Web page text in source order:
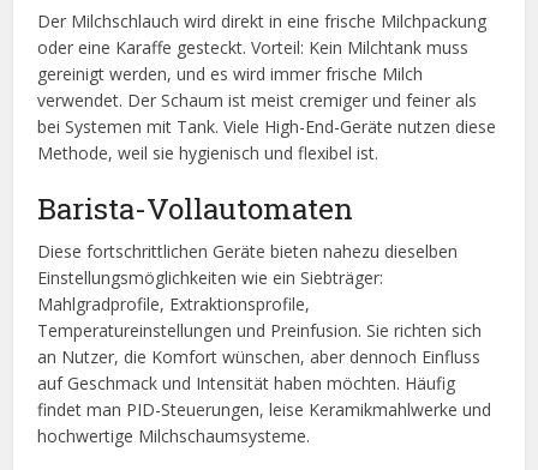
Der Milchschlauch wird direkt in eine frische Milchpackung
oder eine Karaffe gesteckt. Vorteil: Kein Milchtank muss
gereinigt werden, und es wird immer frische Milch
verwendet. Der Schaum ist meist cremiger und feiner als
bei Systemen mit Tank. Viele High-End-Geräte nutzen diese
Methode, weil sie hygienisch und flexibel ist.
Barista-Vollautomaten
Diese fortschrittlichen Geräte bieten nahezu dieselben
Einstellungsmöglichkeiten wie ein Siebträger:
Mahlgradprofile, Extraktionsprofile,
Temperatureinstellungen und Preinfusion. Sie richten sich
an Nutzer, die Komfort wünschen, aber dennoch Einfluss
auf Geschmack und Intensität haben möchten. Häufig
findet man PID-Steuerungen, leise Keramikmahlwerke und
hochwertige Milchschaumsysteme.